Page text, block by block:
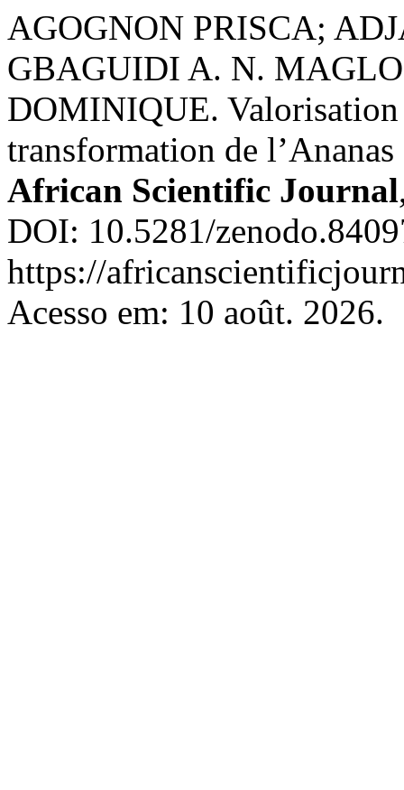
AGOGNON PRISCA;
GBAGUIDI A. N.
DOMINIQUE. Valorisation
transformation de
African Scientific Journal
DOI: 10.5281/
https://
Acesso em: 10 août. 2026.